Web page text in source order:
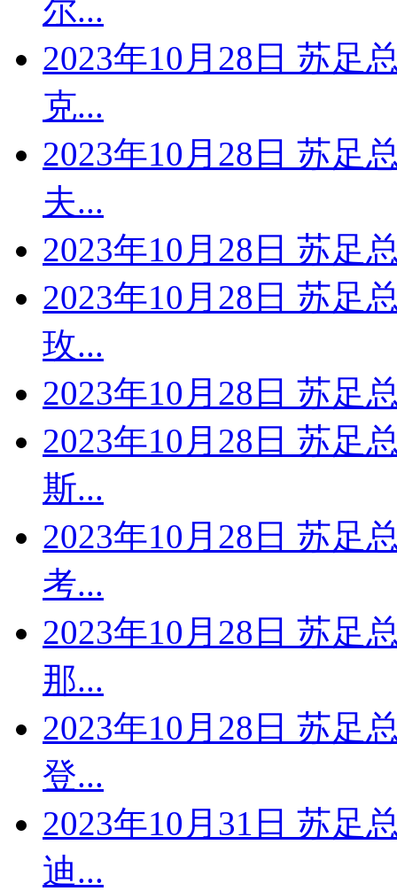
尔...
2023年10月28日 苏足
克...
2023年10月28日 苏足
夫...
2023年10月28日 苏足
2023年10月28日 苏足
玫...
2023年10月28日 苏足
2023年10月28日 苏足
斯...
2023年10月28日 苏足
考...
2023年10月28日 苏足
那...
2023年10月28日 苏足
登...
2023年10月31日 苏足
迪...